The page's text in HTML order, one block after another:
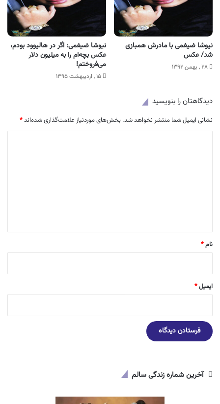
نیوشا ضیغمی با مادرش همبازی
شد/ عکس
۲۸ , بهمن ۱۳۹۲
نیوشا ضیغمی: اگر در هالیوود بودم،
عکس بچه‌ام را به میلیون دلار
می‌فروختم!
۱۵ , اردیبهشت ۱۳۹۵
دیدگاهتان را بنویسید
نشانی ایمیل شما منتشر نخواهد شد. بخش‌های موردنیاز علامت‌گذاری شده‌اند*
نام*
ایمیل*
آخرین شماره زندگی سالم